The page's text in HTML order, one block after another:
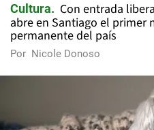
Cultura
Con entrada
abre en Santiago el primer
permanente del país
Por Nicole Donoso